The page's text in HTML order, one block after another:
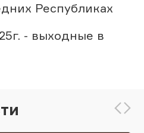
Республиках
- выходные в